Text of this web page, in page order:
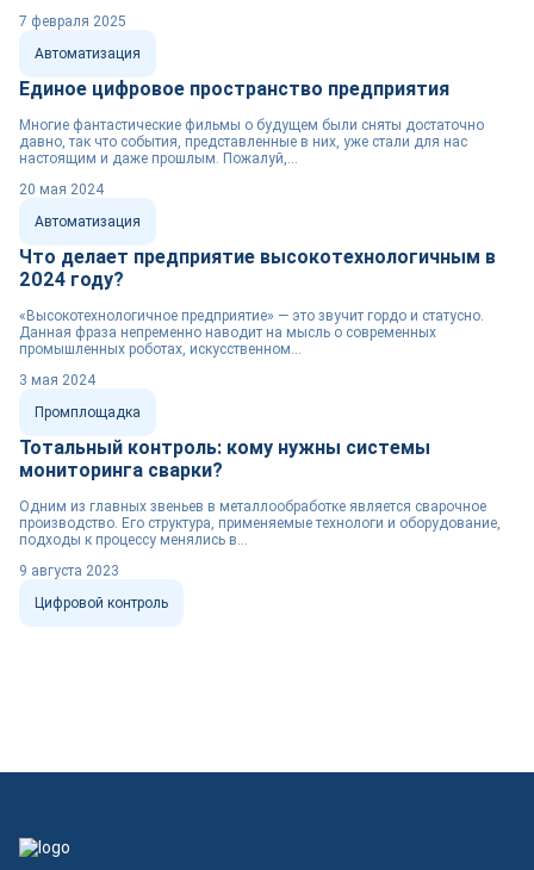
Автоматизация
7 февраля 2025
Единое цифровое пространство предприятия
Многие фантастические фильмы о будущем были сняты достаточно
давно, так что события, представленные в них, уже стали для нас
настоящим и даже прошлым. Пожалуй,...
Автоматизация
20 мая 2024
Что делает предприятие высокотехнологичным в
2024 году?
«Высокотехнологичное предприятие» — это звучит гордо и статусно.
Данная фраза непременно наводит на мысль о современных
промышленных роботах, искусственном...
Промплощадка
3 мая 2024
Тотальный контроль: кому нужны системы
мониторинга сварки?
Одним из главных звеньев в металлообработке является сварочное
производство. Его структура, применяемые технологи и оборудование,
подходы к процессу менялись в...
Цифровой контроль
9 августа 2023